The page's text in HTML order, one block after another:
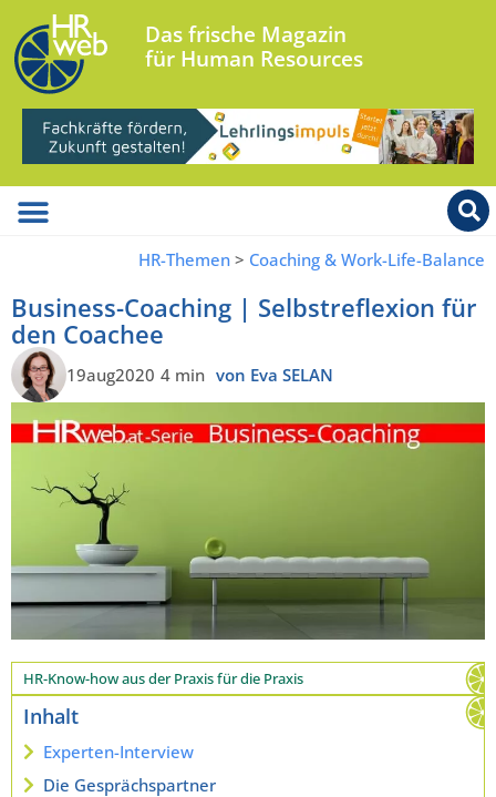
Das frische Magazin
für Human Resources
HR-Themen > Coaching & Work-Life-Balance
Business-Coaching | Selbstreflexion für
den Coachee
19aug2020 4 min von Eva SELAN
HR-Know-how aus der Praxis für die Praxis
Inhalt
Experten-Interview
Die Gesprächspartner